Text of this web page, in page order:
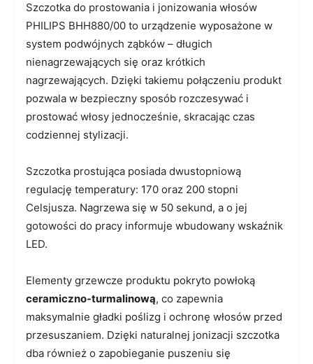
Szczotka do prostowania i jonizowania włosów
PHILIPS BHH880/00 to urządzenie wyposażone w
system podwójnych ząbków – długich
nienagrzewających się oraz krótkich
nagrzewających. Dzięki takiemu połączeniu produkt
pozwala w bezpieczny sposób rozczesywać i
prostować włosy jednocześnie, skracając czas
codziennej stylizacji.
Szczotka prostująca posiada dwustopniową
regulację temperatury: 170 oraz 200 stopni
Celsjusza. Nagrzewa się w 50 sekund, a o jej
gotowości do pracy informuje wbudowany wskaźnik
LED.
Elementy grzewcze produktu pokryto powłoką
ceramiczno-turmalinową, co zapewnia
maksymalnie gładki poślizg i ochronę włosów przed
przesuszaniem. Dzięki naturalnej jonizacji szczotka
dba również o zapobieganie puszeniu się